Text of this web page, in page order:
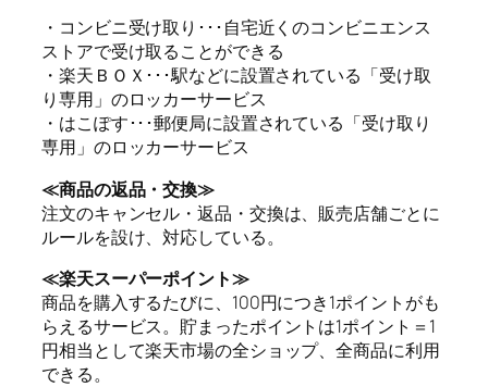
・コンビニ受け取り･･･自宅近くのコンビニエンス
ストアで受け取ることができる
・楽天ＢＯＸ･･･駅などに設置されている「受け取
り専用」のロッカーサービス
・はこぽす･･･郵便局に設置されている「受け取り
専用」のロッカーサービス
≪商品の返品・交換≫
注文のキャンセル・返品・交換は、販売店舗ごとに
ルールを設け、対応している。
≪楽天スーパーポイント≫
商品を購入するたびに、100円につき1ポイントがも
らえるサービス。貯まったポイントは1ポイント＝1
円相当として楽天市場の全ショップ、全商品に利用
できる。